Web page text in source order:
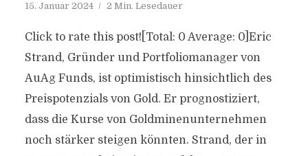
15. Januar 2024 2 Min. Lesedauer
Click to rate this post![Total: 0 Average: 0]Eric
Strand, Gründer und Portfoliomanager von
AuAg Funds, ist optimistisch hinsichtlich des
Preispotenzials von Gold. Er prognostiziert,
dass die Kurse von Goldminenunternehmen
noch stärker steigen könnten. Strand, der in